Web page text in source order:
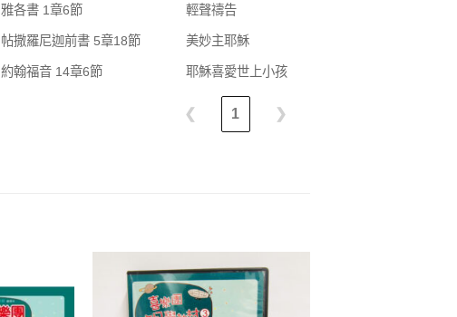
雅各書 1章6節 輕聲禱告
帖撒羅尼迦前書 5章18節 美妙主耶穌
約翰福音 14章6節 耶穌喜愛世上小孩
❮ 1 ❯